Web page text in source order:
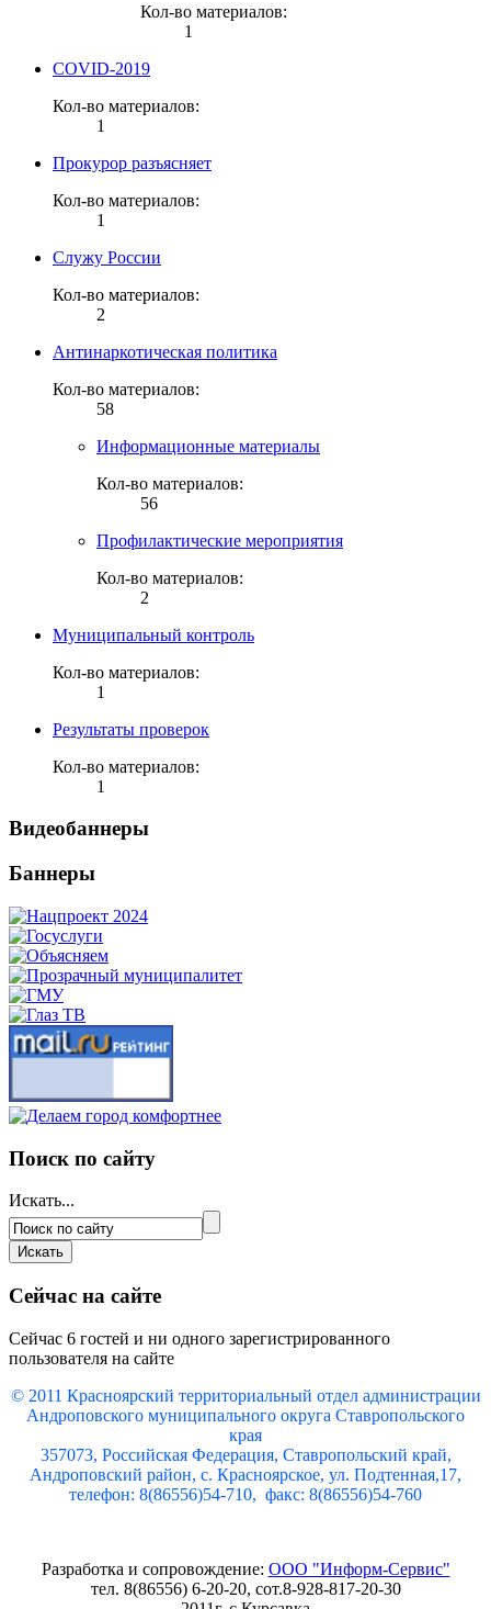
Кол-во материалов:
1
COVID-2019
Кол-во материалов:
1
Прокурор разъясняет
Кол-во материалов:
1
Служу России
Кол-во материалов:
2
Антинаркотическая политика
Кол-во материалов:
58
Информационные материалы
Кол-во материалов:
56
Профилактические мероприятия
Кол-во материалов:
2
Муниципальный контроль
Кол-во материалов:
1
Результаты проверок
Кол-во материалов:
1
Видеобаннеры
Баннеры
Поиск по сайту
Искать...
Сейчас на сайте
Сейчас 6 гостей и ни одного зарегистрированного
пользователя на сайте
© 2011 Красноярский территориальный отдел администрации
Андроповского муниципального округа Ставропольского
края
357073, Российская Федерация, Ставропольский край,
Андроповский район, с. Красноярское, ул. Подтенная,17,
телефон: 8(86556)54-710, факс: 8(86556)54-760
Разработка и сопровождение: ООО "Информ-Сервис"
тел. 8(86556) 6-20-20, сот.8-928-817-20-30